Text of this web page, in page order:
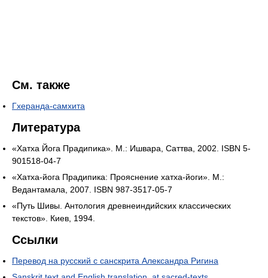
См. также
Гхеранда-самхита
Литература
«Хатха Йога Прадипика». М.: Ишвара, Саттва, 2002. ISBN 5-
901518-04-7
«Хатха-йога Прадипика: Прояснение хатха-йоги». М.:
Ведантамала, 2007. ISBN 987-3517-05-7
«Путь Шивы. Антология древнеиндийских классических
текстов». Киев, 1994.
Ссылки
Перевод на русский с санскрита Александра Ригина